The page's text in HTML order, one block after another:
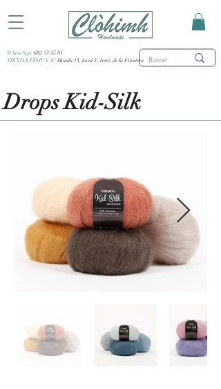
WhatsApp: 682 53 47 85
TIENDA FÍSICA: C/ Honda 15, local 3, Jerez de la Frontera
Drops Kid-Silk